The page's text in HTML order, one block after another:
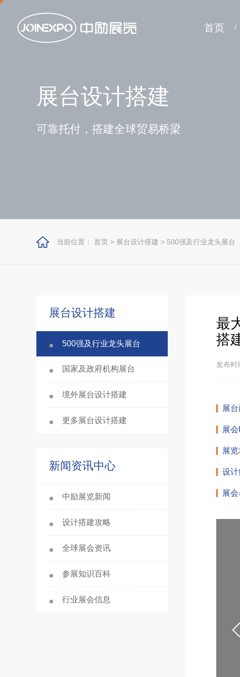
首页 /
展台设计搭建
可靠托付，搭建全球贸易桥梁
当前位置： 首页 > 展台设计搭建 > 500强及行业龙头展台
展台设计搭建
500强及行业龙头展台
国家及政府机构展台
境外展台设计搭建
更多展台设计搭建
新闻资讯中心
中励展览新闻
设计搭建攻略
全球展会资讯
参展知识百科
行业展会信息
最
搭
发布时
展台
展会
展览
设计
展会